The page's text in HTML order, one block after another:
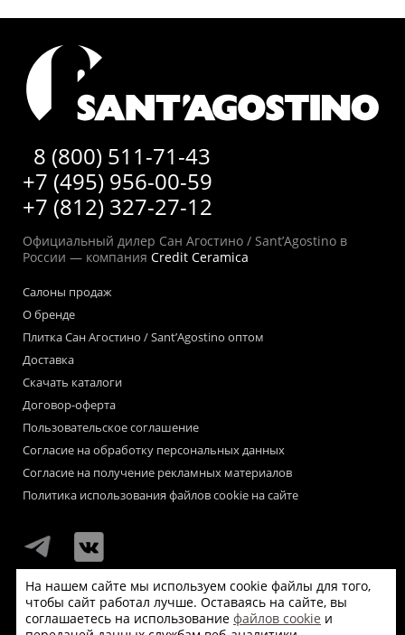
8 (800) 511-71-43
+7 (495) 956-00-59
+7 (812) 327-27-12
Официальный дилер Сан Агостино / Sant’Agostino в
России — компания Credit Ceramica
Салоны продаж
О бренде
Плитка Сан Агостино / Sant’Agostino оптом
Доставка
Скачать каталоги
Договор-оферта
Пользовательское соглашение
Согласие на обработку персональных данных
Согласие на получение рекламных материалов
Политика использования файлов cookie на сайте
Мы используем файлы «cookie» для функционирования сайта.
Если Вас это не устраивает, пожалуйста, покиньте сайт.
На нашем сайте мы используем cookie файлы для того,
чтобы сайт работал лучше. Оставаясь на сайте, вы
соглашаетесь на использование файлов cookie и